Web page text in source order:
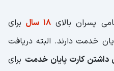
پسران بالای18 سال
برای
خدمت دارند. البته دریافت
داشتن کارت پایان خدمت برای